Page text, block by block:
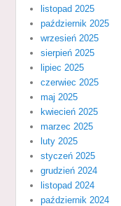
listopad 2025
październik 2025
wrzesień 2025
sierpień 2025
lipiec 2025
czerwiec 2025
maj 2025
kwiecień 2025
marzec 2025
luty 2025
styczeń 2025
grudzień 2024
listopad 2024
październik 2024